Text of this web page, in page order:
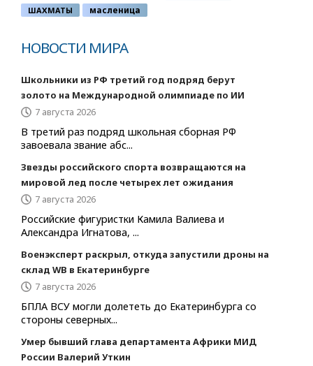
ШАХМАТЫ масленица
НОВОСТИ МИРА
Школьники из РФ третий год подряд берут
золото на Международной олимпиаде по ИИ
7 августа 2026
В третий раз подряд школьная сборная РФ
завоевала звание абс...
Звезды российского спорта возвращаются на
мировой лед после четырех лет ожидания
7 августа 2026
Российские фигуристки Камила Валиева и
Александра Игнатова, ...
Военэксперт раскрыл, откуда запустили дроны на
склад WB в Екатеринбурге
7 августа 2026
БПЛА ВСУ могли долететь до Екатеринбурга со
стороны северных...
Умер бывший глава департамента Африки МИД
России Валерий Уткин